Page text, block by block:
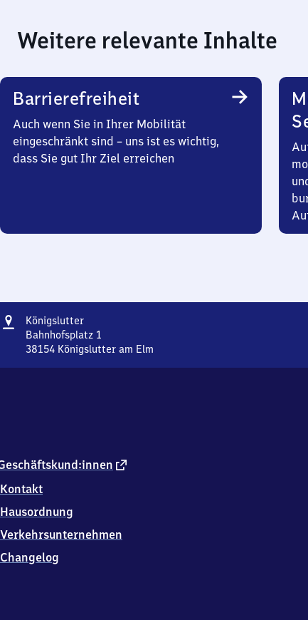
Weitere relevante Inhalte
Barrierefreiheit
Auch wenn Sie in Ihrer Mobilität
eingeschränkt sind – uns ist es wichtig,
dass Sie gut Ihr Ziel erreichen
Adresse
KönigslutterKönigslutter
Bahnhofsplatz 1
38154 Königslutter am Elm
4
am
Elm
externer
Kontakt
Hausordnung
Verkehrsunternehmen
Changelog